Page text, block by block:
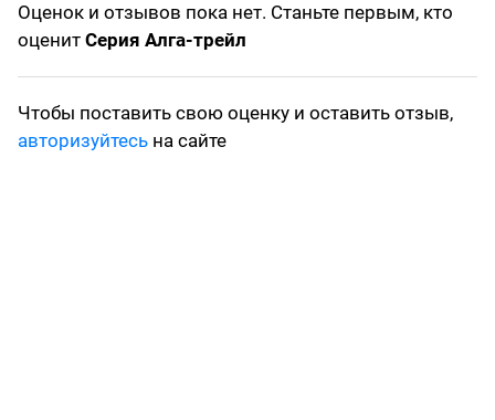
Оценок и отзывов пока нет. Станьте первым, кто
оценит Серия Алга-трейл
Чтобы поставить свою оценку и оставить отзыв,
авторизуйтесь на сайте